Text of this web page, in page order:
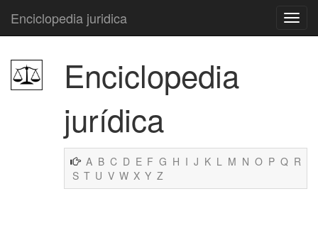
Enciclopedia juridica
Enciclopedia
jurídica
A B C D E F G H I J K L M N O P Q R
S T U V W X Y Z